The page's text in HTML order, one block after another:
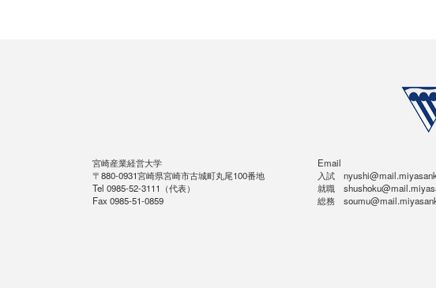
宮崎産業経営大学
〒880-0931宮崎県宮崎市古城町丸尾100番地
Tel 0985-52-3111（代表）
Fax 0985-51-0859
Email
入試
就職
総務